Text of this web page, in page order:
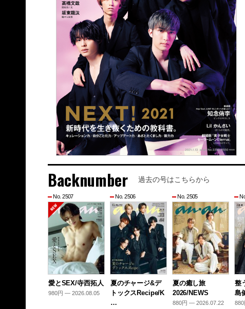
Backnumber 過去の号はこちらから
No. 2507
愛とSEX/寺西拓人
980円 — 2026.08.05
No. 2506
夏のチャージ&デ
トックスRecipe/K
…
No. 2505
夏の癒し旅
2026/NEWS
880円 — 2026.07.22
整
島